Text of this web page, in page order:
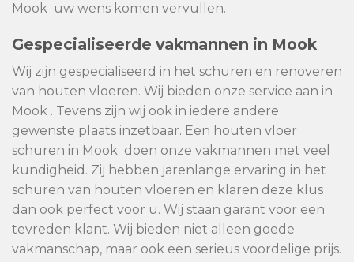
Mook uw wens komen vervullen.
Gespecialiseerde vakmannen in Mook
Wij zijn gespecialiseerd in het schuren en renoveren
van houten vloeren. Wij bieden onze service aan in
Mook . Tevens zijn wij ook in iedere andere
gewenste plaats inzetbaar. Een houten vloer
schuren in Mook doen onze vakmannen met veel
kundigheid. Zij hebben jarenlange ervaring in het
schuren van houten vloeren en klaren deze klus
dan ook perfect voor u. Wij staan garant voor een
tevreden klant. Wij bieden niet alleen goede
vakmanschap, maar ook een serieus voordelige prijs.